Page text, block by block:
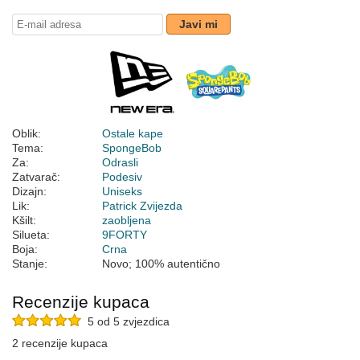
Javi mi
Oblik:
Ostale kape
Tema:
SpongeBob
Za:
Odrasli
Zatvarač:
Podesiv
Dizajn:
Uniseks
Lik:
Patrick Zvijezda
Kšilt:
zaobljena
Silueta:
9FORTY
Boja:
Crna
Stanje:
Novo; 100% autentično
Recenzije kupaca
5 od 5 zvjezdica
2 recenzije kupaca